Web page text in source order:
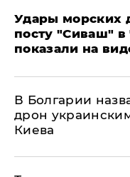
Удары морских
посту "Сиваш"
показали на
В Болгарии
дрон
Киева